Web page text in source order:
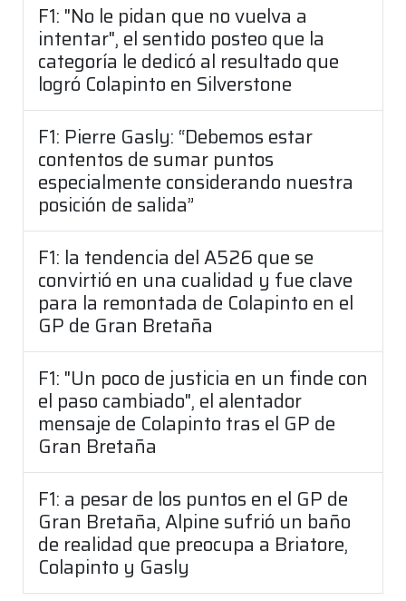
F1: "No le pidan que no vuelva a
intentar", el sentido posteo que la
categoría le dedicó al resultado que
logró Colapinto en Silverstone
F1: Pierre Gasly: “Debemos estar
contentos de sumar puntos
especialmente considerando nuestra
posición de salida”
F1: la tendencia del A526 que se
convirtió en una cualidad y fue clave
para la remontada de Colapinto en el
GP de Gran Bretaña
F1: "Un poco de justicia en un finde con
el paso cambiado", el alentador
mensaje de Colapinto tras el GP de
Gran Bretaña
F1: a pesar de los puntos en el GP de
Gran Bretaña, Alpine sufrió un baño
de realidad que preocupa a Briatore,
Colapinto y Gasly